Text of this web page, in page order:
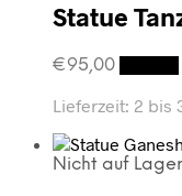
Statue
€95,00
Lieferzeit: 2 bis
Nicht auf Lager